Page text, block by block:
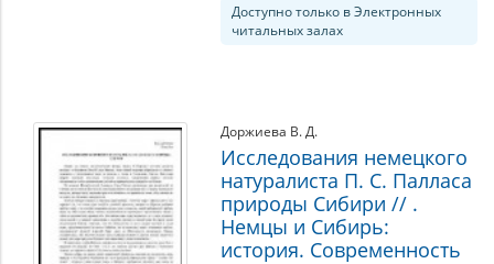
Доступно только в Электронных
читальных залах
Доржиева В. Д.
Исследования немецкого
натуралиста П. С. Палласа
природы Сибири // .
Немцы и Сибирь:
история. Современность